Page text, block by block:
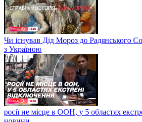
Чи існував Дід Мороз до Радянського
з Україною
росії не місце в ООН, у 5 областях